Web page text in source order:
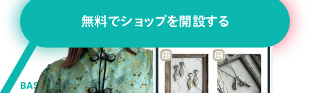
無料でショップを開設する
BASEの強み